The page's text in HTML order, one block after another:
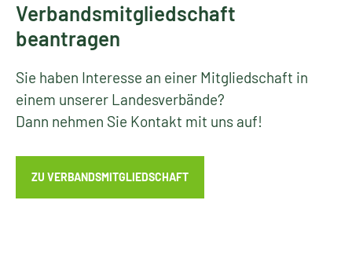
Verbandsmitgliedschaft
beantragen
Sie haben Interesse an einer Mitgliedschaft in
einem unserer Landesverbände?
Dann nehmen Sie Kontakt mit uns auf!
ZU VERBANDSMITGLIEDSCHAFT